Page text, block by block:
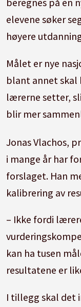
elevene søker
høyere
Målet er nye
blant annet skal
lærerne setter,
blir mer
Jonas Vlachos,
i mange år har
forslaget. Han
kalibrering av
– Ikke fordi
kan ha tusen
resultatene er
I tillegg skal det